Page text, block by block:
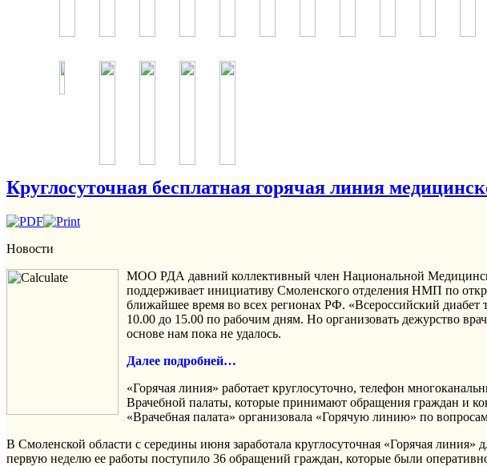
Круглосуточная бесплатная горячая линия
Новости
МОО РДА давний коллективный член Национальной
поддерживает инициативу Смоленского отделения НМП по
ближайшее время во всех регионах РФ. «Всероссийский диабет
10.00 до 15.00 по рабочим дням. Но организовать дежурство
основе нам пока не удалось.
Далее подробней…
«Горячая линия» работает круглосуточно, телефон
Врачебной палаты, которые принимают обращения граждан и
«Врачебная палата» организовала «Горячую линию» по
В Смоленской области с середины июня заработала круглосуточная «Горячая
первую неделю ее работы поступило 36 обращений граждан, которые были